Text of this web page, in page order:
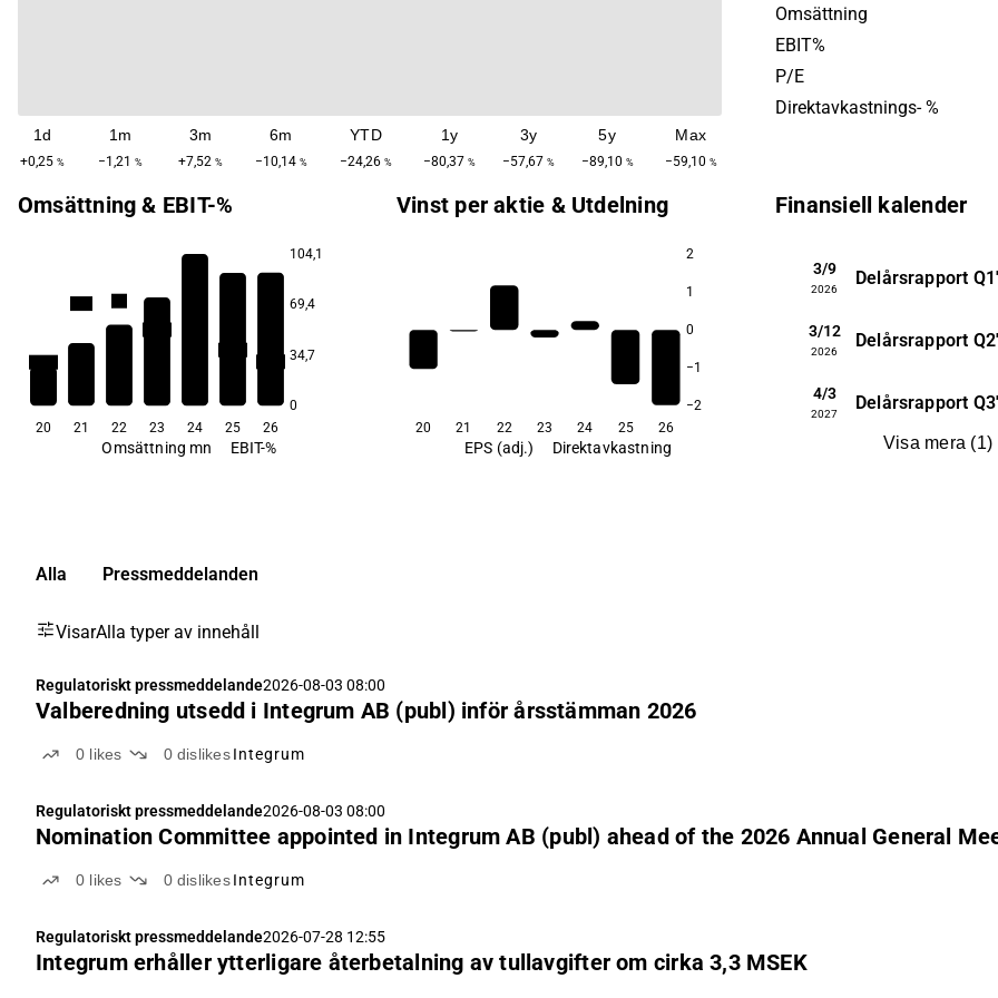
1d
+0,25 %
1m
−1,21 %
3m
+7,52 %
6m
−10,14 %
YTD
−24,26 %
1y
−80,37 %
3y
−57,67 %
5y
−89,10 %
Max
−59,10 %
med amputation. Bolaget
1998 och har sitt
Mölndal.
Omsättning
EBIT%
P/E
Direktavkastnings- %
Omsättning & EBIT-%
104,1
69,4
34,7
0
20 21 22 23 24 25 26
Omsättning mn EBIT-%
Vinst per aktie & Utdelning
2
1
0
−1
−2
20
21 22 23 24 25 26
EPS (adj.) Direktavkastning
Finansiell kalender
3/9
2026
Delårsrapport
3/12
2026
Delårsrapport
4/3
2027
Delårsrapport
Visa mera (1)
Alla Pressmeddelanden
VisarAlla typer av innehåll
Regulatoriskt pressmeddelande2026-08-03 08:00
Valberedning utsedd i Integrum AB (publ) inför årsstämman 2026
0 likes 0 dislikes Integrum
Regulatoriskt pressmeddelande2026-08-03 08:00
Nomination Committee appointed in Integrum AB (publ) ahead of the 2026 Annual General
0 likes 0 dislikes Integrum
Regulatoriskt pressmeddelande2026-07-28 12:55
Integrum erhåller ytterligare återbetalning av tullavgifter om cirka 3,3 MSEK